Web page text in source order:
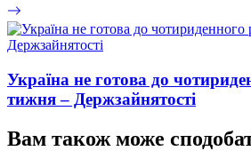
Україна не готова до
тижня – Держзайнятості
Вам також може